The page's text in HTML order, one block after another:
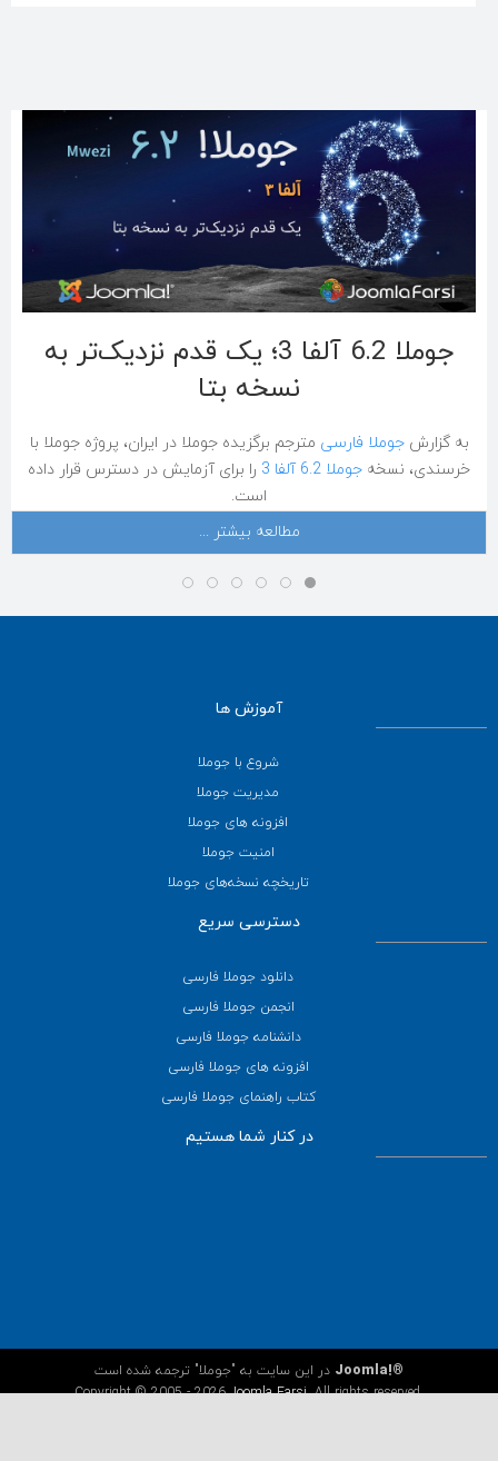
جوملا 6.2 آلفا 3؛ یک قدم نزدیک‌تر به
نسخه بتا
به گزارشجوملا فارسی مترجم برگزیده جوملا در ایران، پروژه جوملا با
خرسندی، نسخه جوملا 6.2 آلفا 3
را برای آزمایش در دسترس قرار داده
است.
مطالعه بیشتر ...
آموزش ها
شروع با جوملا
مدیریت جوملا
افزونه های جوملا
امنیت جوملا
تاریخچه نسخه‌های جوملا
دسترسی سریع
دانلود جوملا فارسی
انجمن جوملا فارسی
دانشنامه جوملا فارسی
افزونه های جوملا فارسی
کتاب راهنمای جوملا فارسی
در کنار شما هستیم
در این سایت به "جوملا" ترجمه شده است Joomla!®
Copyright © 2005 - 2026Joomla Farsi. All rights reserved.